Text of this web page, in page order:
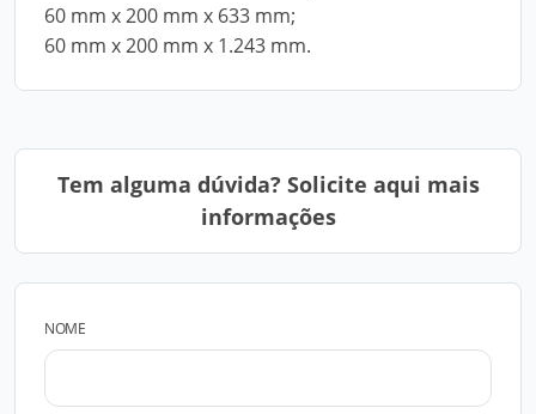
60 mm x 200 mm x 633 mm;
60 mm x 200 mm x 1.243 mm.
Tem alguma dúvida? Solicite aqui mais
informações
NOME